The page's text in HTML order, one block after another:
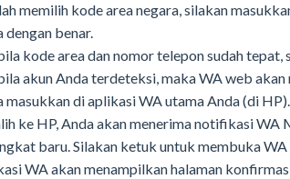
memilih kode area negara, silakan
dengan benar.
kode area dan nomor telepon sudah tepat,
akun Anda terdeteksi, maka WA web
masukkan di aplikasi WA utama Anda (di HP).
ke HP, Anda akan menerima notifikasi WA
baru. Silakan ketuk untuk membuka WA
WA akan menampilkan halaman